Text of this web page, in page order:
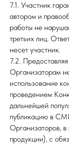
7.1. Участник
автором и
работы не
третьих лиц.
несет участник.
7.2.
Организаторам
использование
проведением
дальнейшей
публикацию в
Организаторов, в
продукции), с